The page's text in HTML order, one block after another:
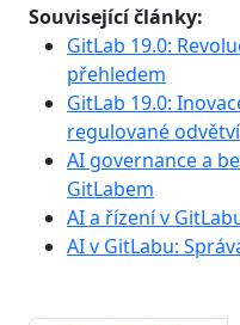
Související články:
GitLab 19.0:
přehledem
GitLab 19.0:
regulované odvětví
AI governance a
GitLabem
AI a řízení v
AI v GitLabu: